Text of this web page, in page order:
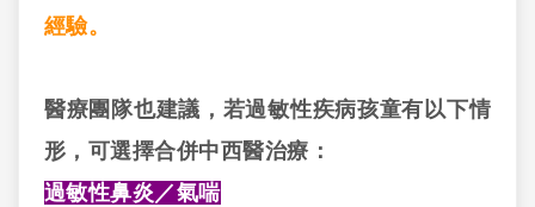
經驗。
醫療團隊也建議，若過敏性疾病孩童有以下情
形，可選擇合併中西醫治療：
過敏性鼻炎／氣喘